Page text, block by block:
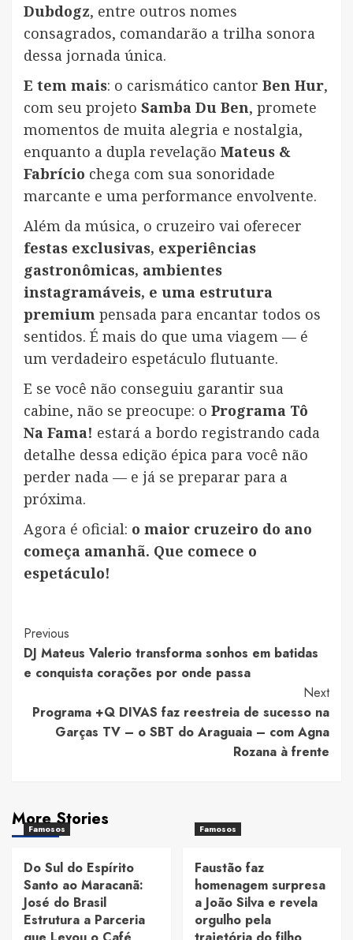
Dubdogz, entre outros nomes
consagrados, comandarão a trilha sonora
dessa jornada única.
E tem mais: o carismático cantor Ben Hur,
com seu projeto Samba Du Ben, promete
momentos de muita alegria e nostalgia,
enquanto a dupla revelação Mateus &
Fabrício chega com sua sonoridade
marcante e uma performance envolvente.
Além da música, o cruzeiro vai oferecer
festas exclusivas, experiências
gastronômicas, ambientes
instagramáveis, e uma estrutura
premium pensada para encantar todos os
sentidos. É mais do que uma viagem — é
um verdadeiro espetáculo flutuante.
E se você não conseguiu garantir sua
cabine, não se preocupe: o Programa Tô
Na Fama! estará a bordo registrando cada
detalhe dessa edição épica para você não
perder nada — e já se preparar para a
próxima.
Agora é oficial: o maior cruzeiro do ano
começa amanhã. Que comece o
espetáculo!
Post
Navigation
Previous
DJ Mateus Valerio transforma sonhos em batidas
e conquista corações por onde passa
Next
Programa +Q DIVAS faz reestreia de sucesso na
Garças TV – o SBT do Araguaia – com Agna
Rozana à frente
More Stories
Famosos
Do Sul do Espírito
Santo ao Maracanã:
José do Brasil
Estrutura a Parceria
Famosos
Faustão faz
homenagem surpresa
a João Silva e revela
orgulho pela